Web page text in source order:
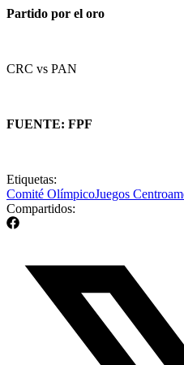
Partido por el oro
CRC vs PAN
FUENTE: FPF
Etiquetas:
Comité OlímpicoJuegos
Compartidos: